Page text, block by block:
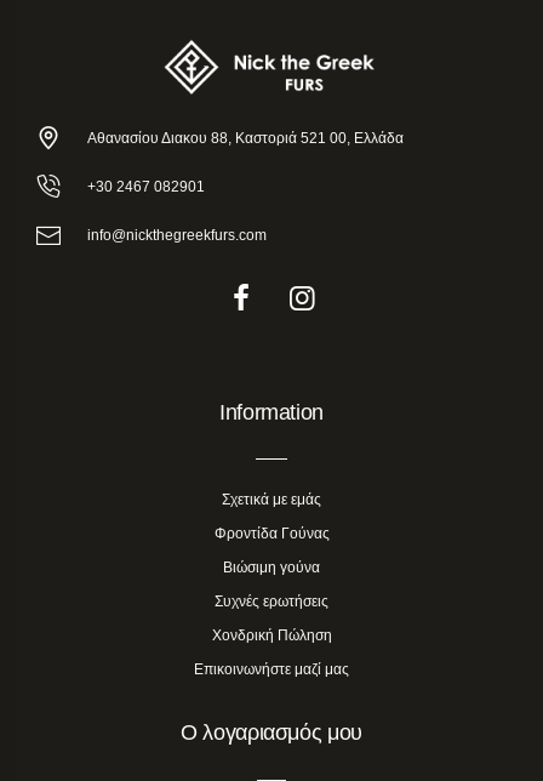
Αθανασίου Διακου 88, Καστοριά 521 00, Ελλάδα
+30 2467 082901
info@nickthegreekfurs.com
Information
Σχετικά με εμάς
Φροντίδα Γούνας
Βιώσιμη γούνα
Συχνές ερωτήσεις
Χονδρική Πώληση
Επικοινωνήστε μαζί μας
Ο λογαριασμός μου